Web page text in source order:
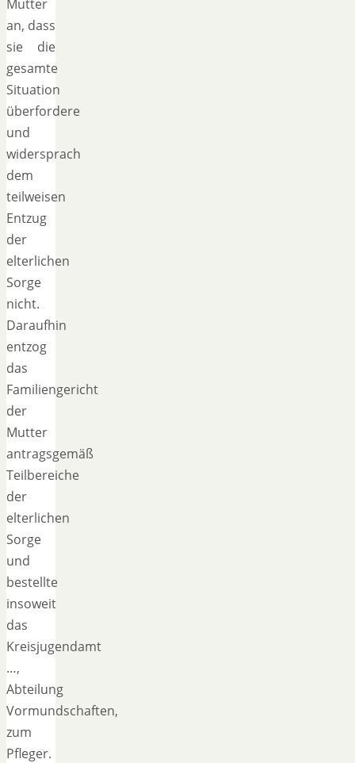
Mutter
an, dass
sie die
gesamte
Situation
überfordere
und
widersprach
dem
teilweisen
Entzug
der
elterlichen
Sorge
nicht.
Daraufhin
entzog
das
Familiengericht
der
Mutter
antragsgemäß
Teilbereiche
der
elterlichen
Sorge
und
bestellte
insoweit
das
Kreisjugendamt
…,
Abteilung
Vormundschaften,
zum
Pfleger.